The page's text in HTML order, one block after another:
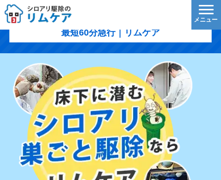
韮崎市のシロアリ駆除｜1,200円/㎡〜・5年保証・
最短60分急行｜リムケア